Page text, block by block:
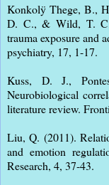
Konkolÿ Thege, B.,
D. C., & Wild, T. C.
trauma exposure and
psychiatry, 17, 1-17.
Kuss, D. J.,
Neurobiological
literature review.
Liu, Q. (2011).
and emotion
Research, 4, 37-43.